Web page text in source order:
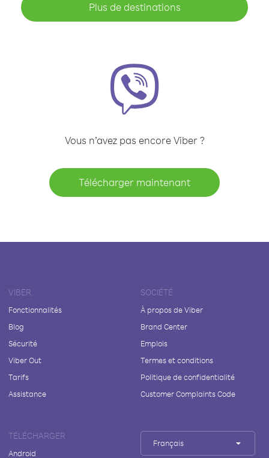
Plus de destinations
Vous n’avez pas encore Viber ?
Télécharger maintenant
VIBER
Fonctionnalités
Blog
Sécurité
Viber Out
Tarifs
Assistance
SOCIÉTÉ
À propos de Viber
Brand Center
Emplois
Termes et conditions
Politique de confidentialité
Customer Complaints Code
TÉLÉCHARGER
Android
Français